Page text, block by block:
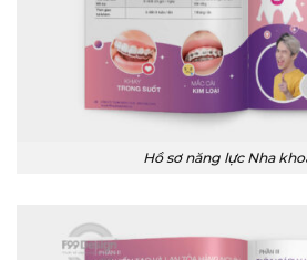
Hồ sơ năng lực Nha